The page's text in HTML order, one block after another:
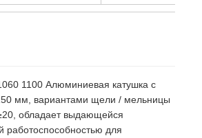
1100 Алюминиевая катушка с
мм, вариантами щели / мельницы
обладает выдающейся
работоспособностью для